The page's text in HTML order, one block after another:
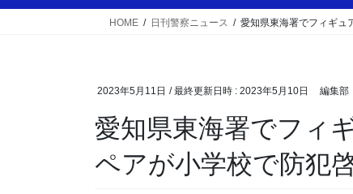
HOME 日刊警察ニュース 愛知県東海署でフィギュ
2023年5月11日 / 最終更新日時 : 2023年5月10日 編集部
愛知県東海署でフィギュアスケート・りくりゅう
ペアが小学校で防犯